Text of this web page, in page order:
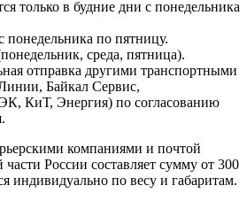
только в будние дни с понедельника
по пятницу.
среда, пятница).
отправка другими транспортными
Байкал Сервис,
КиТ, Энергия) по согласованию
компаниями и почтой
России составляет сумму от 300
индивидуально по весу и габаритам.